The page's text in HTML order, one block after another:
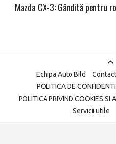
Mazda CX-3: Gândită pentru
Echipa Auto Bild Contact
POLITICA DE
POLITICA PRIVIND COOKIES SI
Servicii utile